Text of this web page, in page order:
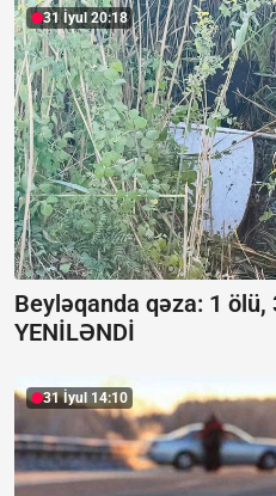
31 İyul 20:18
Beyləqanda qəza: 1 ölü,
YENİLƏNDİ
31 İyul 14:10